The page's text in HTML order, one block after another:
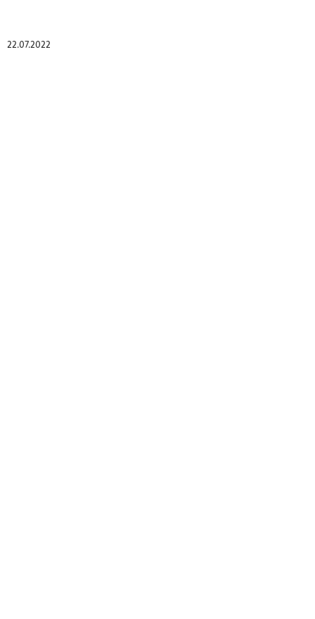
22.07.2022